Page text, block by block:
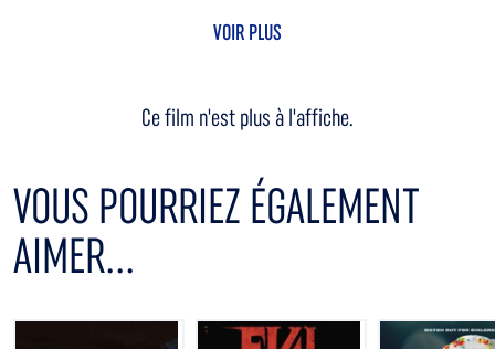
C'est maintenant ou jamais ! Chaque pas, chaque respiration,
impitoyable la pousse à ses limites... et vers la vengeance.
VOIR PLUS
Ce film n'est plus à l'affiche.
VOUS POURRIEZ ÉGALEMENT
AIMER...